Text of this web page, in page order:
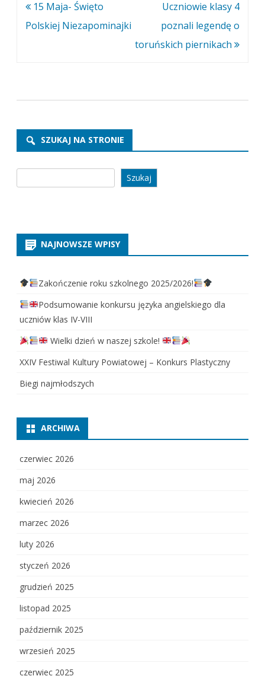
Nawigacja
wpisu
15 Maja- Święto
Polskiej Niezapominajki
Uczniowie klasy 4
poznali legendę o
toruńskich piernikach
SZUKAJ NA STRONIE
Szukaj
NAJNOWSZE WPISY
Zakończenie roku szkolnego 2025/2026!
Podsumowanie konkursu języka angielskiego dla
uczniów klas IV-VIII
Wielki dzień w naszej szkole!
XXIV Festiwal Kultury Powiatowej – Konkurs Plastyczny
Biegi najmłodszych
ARCHIWA
czerwiec 2026
maj 2026
kwiecień 2026
marzec 2026
luty 2026
styczeń 2026
grudzień 2025
listopad 2025
październik 2025
wrzesień 2025
czerwiec 2025